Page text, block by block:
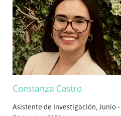
Constanza Castro
Asistente de Investigación, Junio -